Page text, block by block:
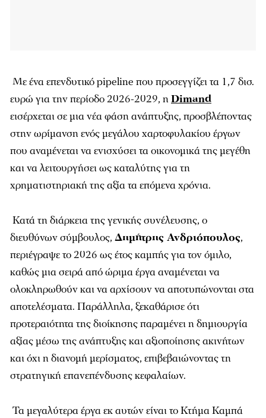
Με ένα επενδυτικό pipeline που προσεγγίζει τα 1,7 δισ.
ευρώ για την περίοδο 2026-2029, ηDimand
εισέρχεται σε μια νέα φάση ανάπτυξης, προσβλέποντας
στην ωρίμανση ενός μεγάλου χαρτοφυλακίου έργων
που αναμένεται να ενισχύσει τα οικονομικά της μεγέθη
και να λειτουργήσει ως καταλύτης για τη
χρηματιστηριακή της αξία τα επόμενα χρόνια.
Κατά τη διάρκεια της γενικής συνέλευσης, ο
διευθύνων σύμβουλος, Δημήτρης Ανδριόπουλος,
περιέγραψε το 2026 ως έτος καμπής για τον όμιλο,
καθώς μια σειρά από ώριμα έργα αναμένεται να
ολοκληρωθούν και να αρχίσουν να αποτυπώνονται στα
αποτελέσματα. Παράλληλα, ξεκαθάρισε ότι
προτεραιότητα της διοίκησης παραμένει η δημιουργία
αξίας μέσω της ανάπτυξης και αξιοποίησης ακινήτων
και όχι η διανομή μερίσματος, επιβεβαιώνοντας τη
στρατηγική επανεπένδυσης κεφαλαίων.
Τα μεγαλύτερα έργα εκ αυτών είναι το Κτήμα Καμπά